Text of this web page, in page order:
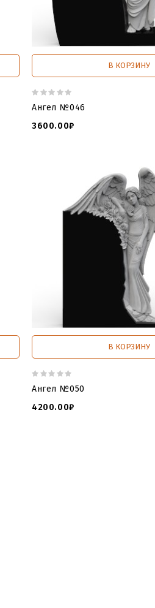
В КОРЗИНУ
Ангел №046
3600.00₽
В КОРЗИНУ
Ангел №050
4200.00₽